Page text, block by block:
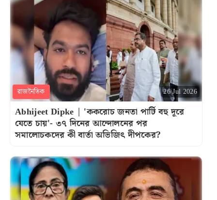
রাজনৈতিক 26 Jul 2026
Abhijeet Dipke | 'ককরোচ জনতা পার্টি বহু দূরে
যেতে চায়'- ৩৭ দিনের আন্দোলনের পর
সমালোচকদের কী বার্তা অভিজিৎ দীপকের?